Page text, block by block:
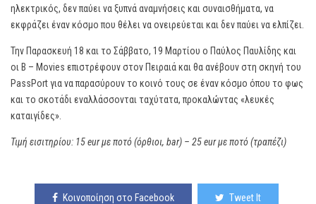
ηλεκτρικός, δεν παύει να ξυπνά αναμνήσεις και συναισθήματα, να
εκφράζει έναν κόσμο που θέλει να ονειρεύεται και δεν παύει να ελπίζει.
Την Παρασκευή 18 και το Σάββατο, 19 Μαρτίου ο Παύλος Παυλίδης και
οι B – Movies επιστρέφουν στον Πειραιά και θα ανέβουν στη σκηνή του
PassPort για να παρασύρουν το κοινό τους σε έναν κόσμο όπου το φως
και το σκοτάδι εναλλάσσονται ταχύτατα, προκαλώντας «λευκές
καταιγίδες».
Τιμή εισιτηρίου: 15 eur με ποτό (όρθιοι, bar) – 25 eur με ποτό (τραπέζι)
Κοινοποίηση στο Facebook Tweet It